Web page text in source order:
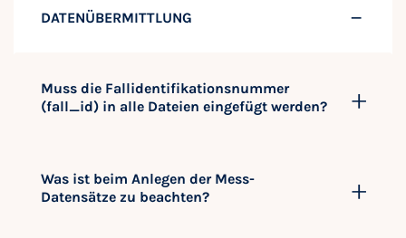
DATENÜBERMITTLUNG
Muss die Fallidentifikationsnummer
(fall_id) in alle Dateien eingefügt werden?
Was ist beim Anlegen der Mess-
Datensätze zu beachten?